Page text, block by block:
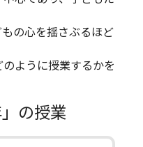
の心を揺さぶるほど
ように授業するかを
の授業